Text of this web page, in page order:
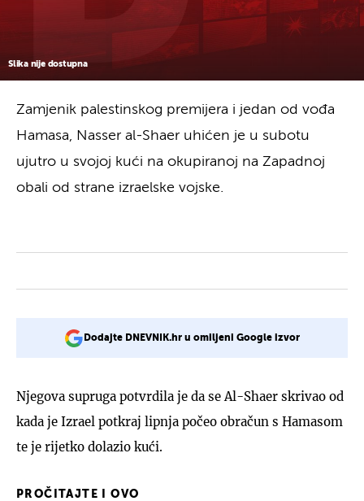
Slika nije dostupna
Zamjenik palestinskog premijera i jedan od vođa
Hamasa, Nasser al-Shaer uhićen je u subotu
ujutro u svojoj kući na okupiranoj na Zapadnoj
obali od strane izraelske vojske.
Dodajte DNEVNIK.hr u omiljeni Google izvor
Njegova supruga potvrdila je da se Al-Shaer skrivao od
kada je Izrael potkraj lipnja počeo obračun s Hamasom
te je rijetko dolazio kući.
PROČITAJTE I OVO